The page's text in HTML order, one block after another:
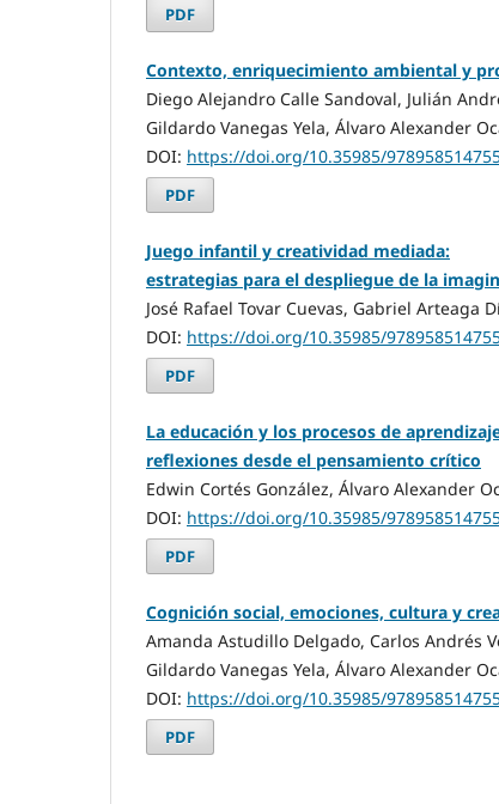
PDF
Contexto, enriquecimiento ambiental y
Diego Alejandro Calle Sandoval, Julián
Gildardo Vanegas Yela, Álvaro Alexander
DOI: https://doi.org/10.35985/
PDF
Juego infantil y creatividad mediada:
estrategias para el despliegue de la
José Rafael Tovar Cuevas, Gabriel Arteaga
DOI: https://doi.org/10.35985/
PDF
La educación y los procesos de
reflexiones desde el pensamiento crítico
Edwin Cortés González, Álvaro Alexander
DOI: https://doi.org/10.35985/
PDF
Cognición social, emociones, cultura y
Amanda Astudillo Delgado, Carlos Andrés
Gildardo Vanegas Yela, Álvaro Alexander
DOI: https://doi.org/10.35985/
PDF